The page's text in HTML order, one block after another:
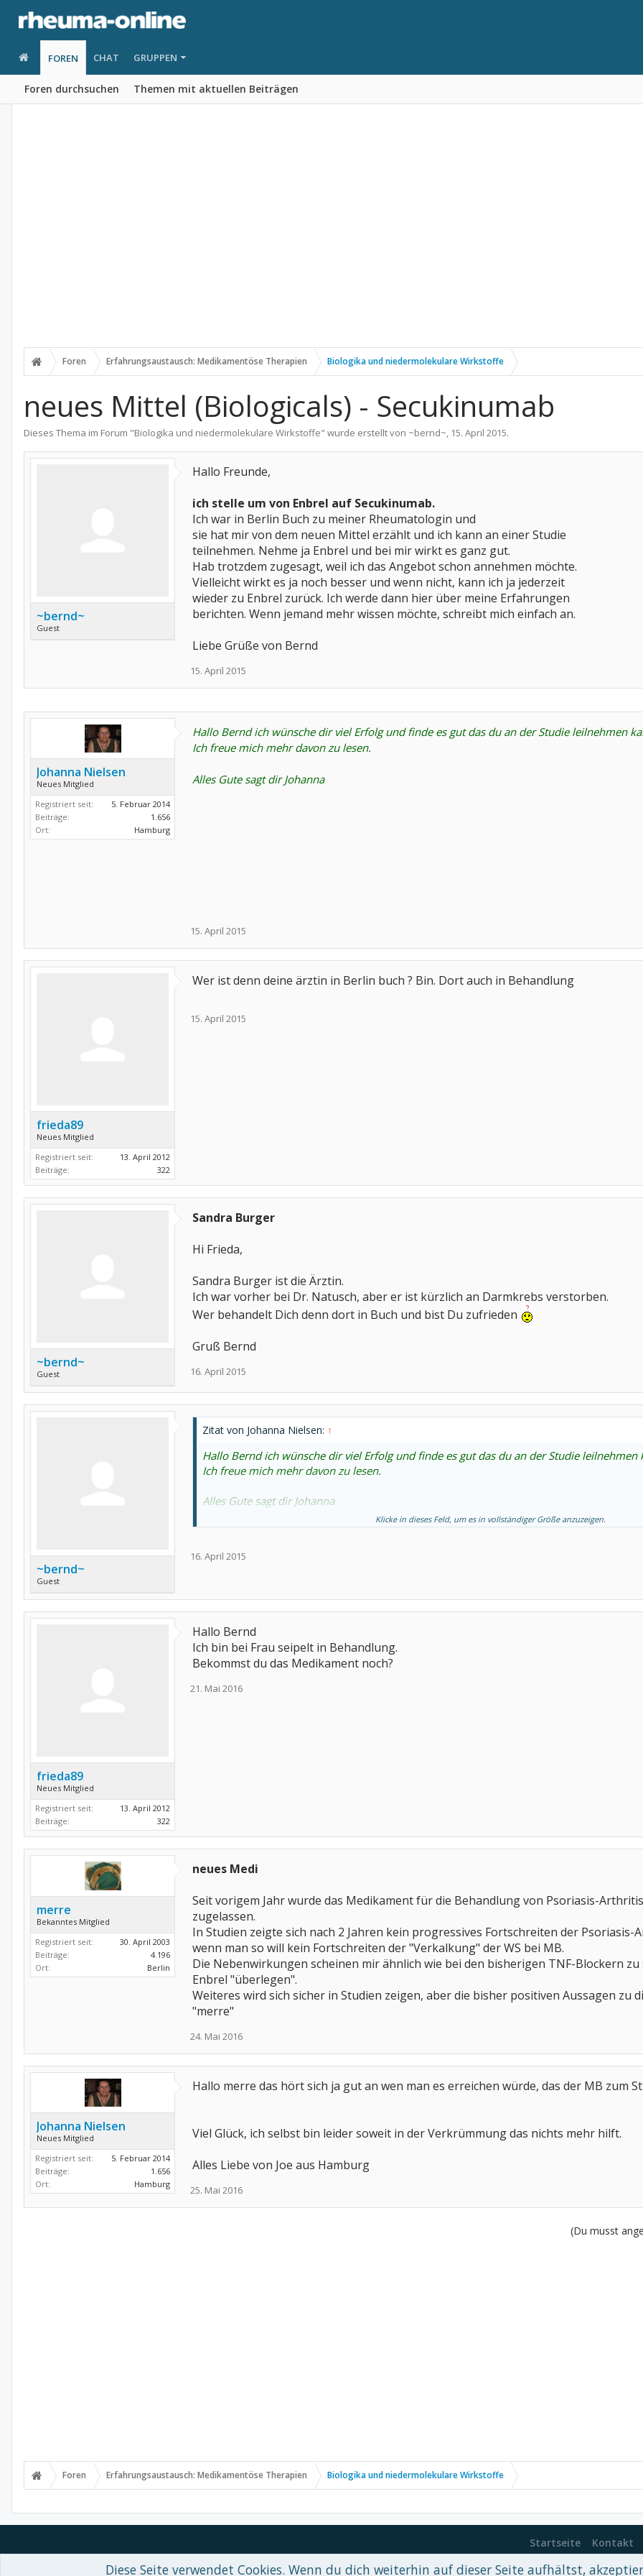
FOREN
Foren durchsuchen Themen mit aktuellen Beiträgen
CHAT GRUPPEN
Foren Erfahrungsaustausch: Medikamentöse Therapien Biologika und niedermolekulare Wirkstoffe
neues Mittel (Biologicals) - Secukinumab
Dieses Thema im Forum "Biologika und niedermolekulare Wirkstoffe" wurde erstellt von ~bernd~, 15. April 2015.
~bernd~
Guest
Hallo Freunde,
ich stelle um von Enbrel auf Secukinumab.
Ich war in Berlin Buch zu meiner Rheumatologin und
sie hat mir von dem neuen Mittel erzählt und ich kann an einer Studie
teilnehmen. Nehme ja Enbrel und bei mir wirkt es ganz gut.
Hab trotzdem zugesagt, weil ich das Angebot schon annehmen möchte.
Vielleicht wirkt es ja noch besser und wenn nicht, kann ich ja jederzeit
wieder zu Enbrel zurück. Ich werde dann hier über meine Erfahrungen
berichten. Wenn jemand mehr wissen möchte, schreibt mich einfach an.
Liebe Grüße von Bernd
15. April 2015
Johanna Nielsen
Neues Mitglied
Registriert seit:
5. Februar 2014
Beiträge:
1.656
Ort:
Hamburg
Hallo Bernd ich wünsche dir viel Erfolg und finde es gut das du an der Studie leilnehmen
Ich freue mich mehr davon zu lesen.
Alles Gute sagt dir Johanna
15. April 2015
frieda89
Neues Mitglied
Registriert seit:
13. April 2012
Beiträge:
322
Wer ist denn deine ärztin in Berlin buch ? Bin. Dort auch in Behandlung
15. April 2015
~bernd~
Guest
Sandra Burger
Hi Frieda,
Sandra Burger ist die Ärztin.
Ich war vorher bei Dr. Natusch, aber er ist kürzlich an Darmkrebs verstorben.
Wer behandelt Dich denn dort in Buch und bist Du zufrieden
Gruß Bernd
16. April 2015
~bernd~
Guest
Zitat von Johanna Nielsen: ↑
Hallo Bernd ich wünsche dir viel Erfolg und finde es gut das du an der Studie leilnehmen
Ich freue mich mehr davon zu lesen.
Alles Gute sagt dir Johanna
ich bin auch gespannt, geht aber erst im Juni los.
über meine Erfahrungen berichten. Ist ja für viele bestimmt interessant,
denn es ist ja ein total neues Mittel.
Hab noch eine angenehme Restwoche
LG Bernd
Klicke in dieses Feld, um es in vollständiger Größe anzuzeigen.
16. April 2015
frieda89
Neues Mitglied
Registriert seit:
13. April 2012
Beiträge:
322
Hallo Bernd
Ich bin bei Frau seipelt in Behandlung.
Bekommst du das Medikament noch?
21. Mai 2016
merre
Bekanntes Mitglied
Registriert seit:
30. April 2003
Beiträge:
4.196
Ort:
Berlin
neues Medi
Seit vorigem Jahr wurde das Medikament für die Behandlung von Psoriasis-
zugelassen.
In Studien zeigte sich nach 2 Jahren kein progressives Fortschreiten der
wenn man so will kein Fortschreiten der "Verkalkung" der WS bei MB.
Die Nebenwirkungen scheinen mir ähnlich wie bei den bisherigen TNF-Blockern
Enbrel "überlegen".
Weiteres wird sich sicher in Studien zeigen, aber die bisher positiven Aussagen zu
"merre"
24. Mai 2016
Johanna Nielsen
Neues Mitglied
Registriert seit:
5. Februar 2014
Beiträge:
1.656
Ort:
Hamburg
Hallo merre das hört sich ja gut an wen man es erreichen würde, das der MB zum
Viel Glück, ich selbst bin leider soweit in der Verkrümmung das nichts mehr hilft.
Alles Liebe von Joe aus Hamburg
25. Mai 2016
(Du musst
Foren Erfahrungsaustausch: Medikamentöse Therapien Biologika und niedermolekulare Wirkstoffe
Startseite Kontakt
Diese Seite verwendet Cookies. Wenn du dich weiterhin auf dieser Seite aufhältst,